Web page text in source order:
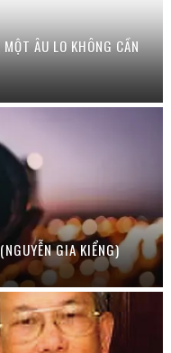
ÂU LO KHÔNG CẦN
GIA KIỂNG)